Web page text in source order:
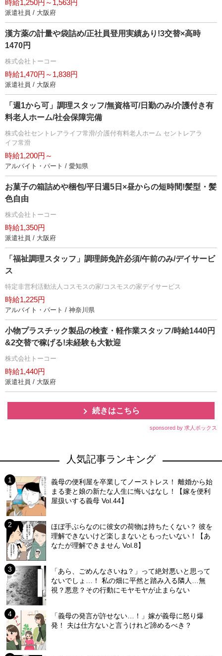
時給1,250円～1,563円
派遣社員 / 大阪府
漢方薬の計量や袋詰め/正社員登用実績あり!3交替×高時
1470円
株式会社トーコー
時給1,470円～1,838円
派遣社員 / 大阪府
「週1から可」調理スタッフ/無資格可/日勤のみ/介護付き有
料老人ホーム/社会保障完備
株式会社セントレアライフ常滑/介護付有料老人ホーム セントレアラ
イフ常滑
時給1,200円～
アルバイト・パート / 愛知県
お菓子の箱詰めや梱包/平日週5日×昼からの短時間!髪型・髪
色自由
株式会社トーコー
時給1,350円
派遣社員 / 大阪府
「福祉調理スタッフ」調理師免許必須/午前のみ/デイサービ
ス
特定非営利活動法人コスモスの家/コスモスの家デイサービス
時給1,225円
アルバイト・パート / 神奈川県
小物プラスチック製品の検査・軽作業スタッフ/時給1440円
&2交替で稼げる!未経験も大歓迎
株式会社トーコー
時給1,440円
派遣社員 / 大阪府
続きはこちら
sponsored by 求人ボックス
人気記事ランキング
義母の便利屋を卒業してノーストレス！ 離婚から始
まる妻と娘の新たな人生に悔いはなし！【嫁を便利
屋扱いする義母 Vol.44】
ほぼ手ぶらなのに彼女の荷物は持ちたくない？ 彼を
理解できないけど楽しまないともったいない！【あ
なたが理解できません Vol.8】
「あら、ごめんなさいね？」って絶対悪いと思って
ないでしょ…！ 私の畑に平然と踏み入る隣人…無
視？悪意？その行動にモヤモヤが止まらない
「義母の発言が許せない…！」嫁が義母に怒り爆
発！ 夫は仕方ないと言うけれど諦めるべき？